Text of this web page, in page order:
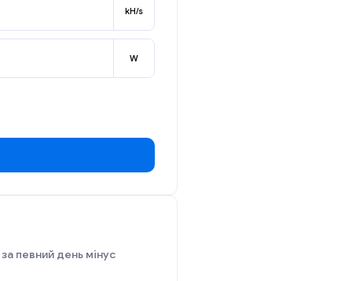
kH/s
W
певний день мінус